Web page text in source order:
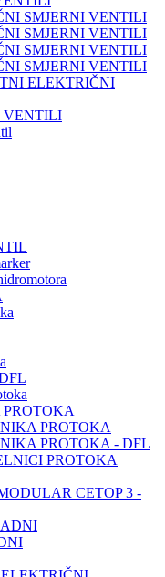
SMJERNI VENTILI
SMJERNI VENTILI
SMJERNI VENTILI
SMJERNI VENTILI
ELEKTRIČNI
VENTILI
PROTOKA
PROTOKA - DFL
PROTOKA
CETOP 3 -